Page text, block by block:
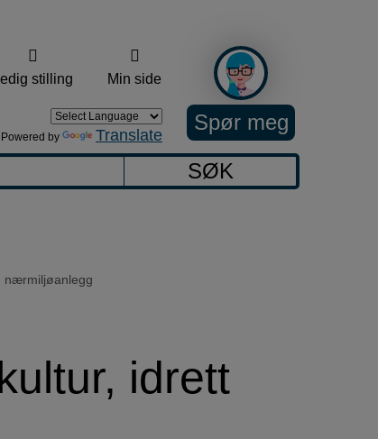
stilling Min side
Spør meg
Powered by Translate
SØK
nærmiljøanlegg
idrett